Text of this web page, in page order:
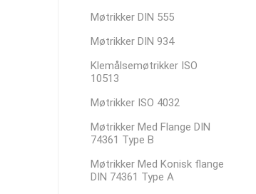
Møtrikker DIN 555
Møtrikker DIN 934
Klemålsemøtrikker ISO
10513
Møtrikker ISO 4032
Møtrikker Med Flange DIN
74361 Type B
Møtrikker Med Konisk flange
DIN 74361 Type A